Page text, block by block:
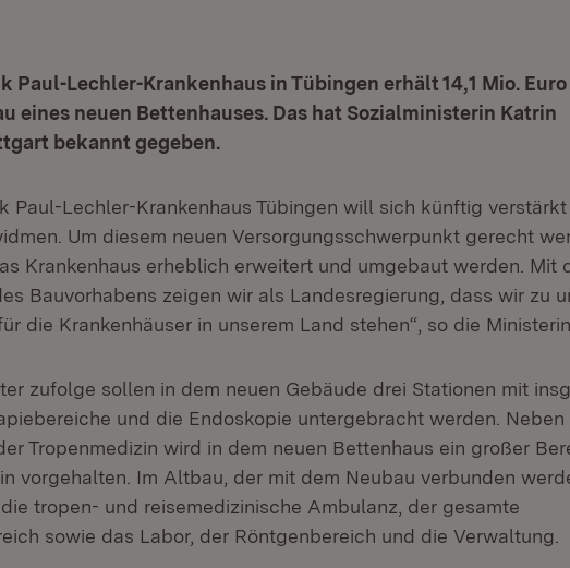
Paul-Lechler-Krankenhaus in Tübingen erhält 14,1 Mio. Euro
eines neuen Bettenhauses. Das hat Sozialministerin Katrin
bekannt gegeben.
Paul-Lechler-Krankenhaus Tübingen will sich künftig
Um diesem neuen Versorgungsschwerpunkt gerecht
Krankenhaus erheblich erweitert und umgebaut werden. Mit
Bauvorhabens zeigen wir als Landesregierung, dass wir zu
die Krankenhäuser in unserem Land stehen“, so die Ministerin.
zufolge sollen in dem neuen Gebäude drei Stationen mit
und die Endoskopie untergebracht werden. Neben
Tropenmedizin wird in dem neuen Bettenhaus ein großer
vorgehalten. Im Altbau, der mit dem Neubau verbunden
tropen- und reisemedizinische Ambulanz, der gesamte
sowie das Labor, der Röntgenbereich und die Verwaltung.